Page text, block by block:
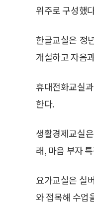
위주로 구성했
한글교실은 정
개설하고 자음
휴대전화교실
한다.
생활경제교실
래, 마음 부자
요가교실은 실
와 접목해 수업